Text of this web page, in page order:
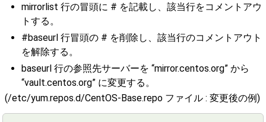
mirrorlist 行の冒頭に # を記載し、該当行をコメントアウ
トする。
#baseurl 行冒頭の # を削除し、該当行のコメントアウト
を解除する。
baseurl 行の参照先サーバーを “mirror.centos.org” から
“vault.centos.org” に変更する。
(/etc/yum.repos.d/CentOS-Base.repo ファイル : 変更後の例)